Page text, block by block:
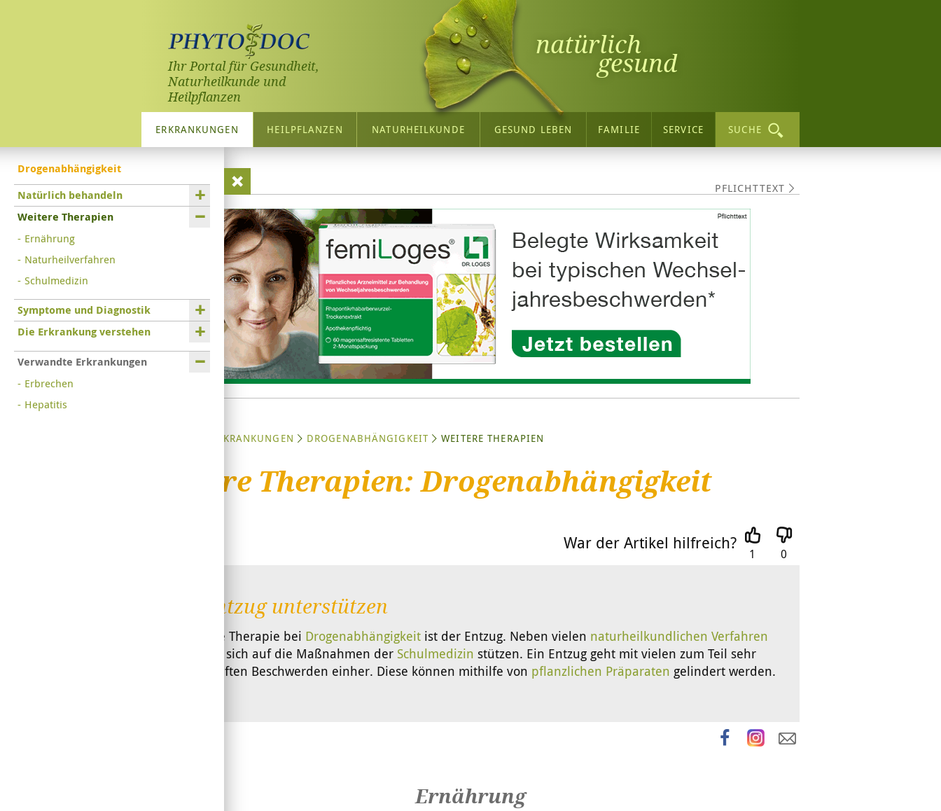
Ihr Portal für Gesundheit,
Naturheilkunde und
Heilpflanzen
natürlich
gesund
ERKRANKUNGEN HEILPFLANZEN NATURHEILKUNDE GESUND LEBEN FAMILIE SERVICE SUCHE
PFLICHTTEXT
ERKRANKUNGEN DROGENABHÄNGIGKEIT WEITERE THERAPIEN
Weitere Therapien: Drogenabhängigkeit
War der Artikel hilfreich?
1 0
Den Entzug unterstützen
Die einzige Therapie bei Drogenabhängigkeit ist der Entzug. Neben vielen naturheilkundlichen Verfahren
sollte man sich auf die Maßnahmen der Schulmedizin stützen. Ein Entzug geht mit vielen zum Teil sehr
schmerzhaften Beschwerden einher. Diese können mithilfe von pflanzlichen Präparaten gelindert werden.
Drogenabhängigkeit
Natürlich behandeln
Weitere Therapien
Ernährung
Naturheilverfahren
Schulmedizin
Symptome und Diagnostik
Die Erkrankung verstehen
Verwandte Erkrankungen
Erbrechen
Hepatitis
Ernährung